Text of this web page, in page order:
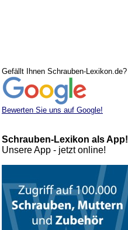
Gefällt Ihnen Schrauben-Lexikon.de?
Bewerten Sie uns auf Google!
Schrauben-Lexikon als App!
Unsere App - jetzt online!